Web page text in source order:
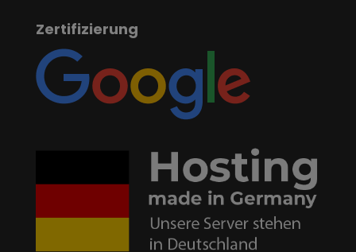
Zertifizierung